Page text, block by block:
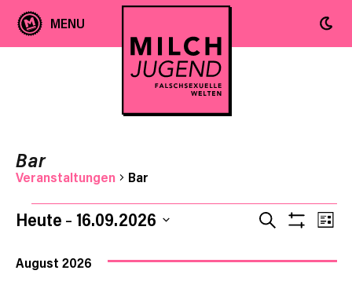
Bar
Veranstaltungen Bar
Veranstaltungen
Suche
SUCHE
Heute 16.09.2026
wählen.
August 2026